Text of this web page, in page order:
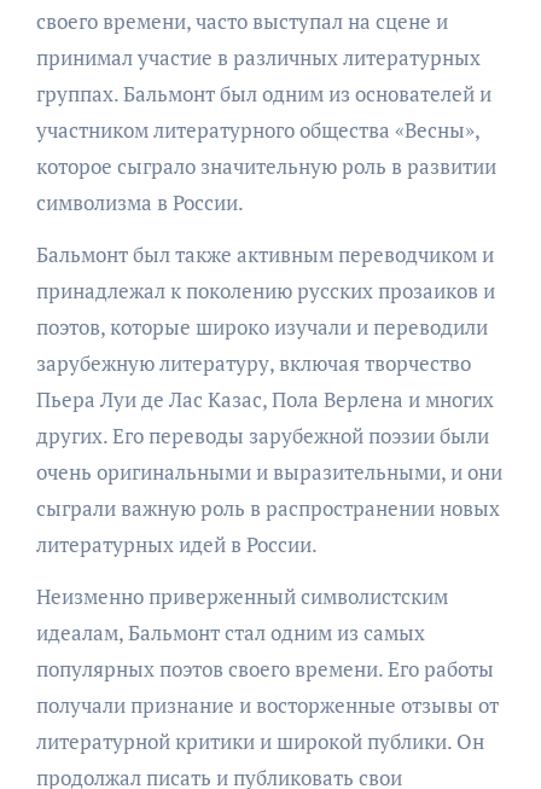
своего времени, часто выступал на сцене и
принимал участие в различных литературных
группах. Бальмонт был одним из основателей и
участником литературного общества «Весны»,
которое сыграло значительную роль в развитии
символизма в России.
Бальмонт был также активным переводчиком и
принадлежал к поколению русских прозаиков и
поэтов, которые широко изучали и переводили
зарубежную литературу, включая творчество
Пьера Луи де Лас Казас, Пола Верлена и многих
других. Его переводы зарубежной поэзии были
очень оригинальными и выразительными, и они
сыграли важную роль в распространении новых
литературных идей в России.
Неизменно приверженный символистским
идеалам, Бальмонт стал одним из самых
популярных поэтов своего времени. Его работы
получали признание и восторженные отзывы от
литературной критики и широкой публики. Он
продолжал писать и публиковать свои